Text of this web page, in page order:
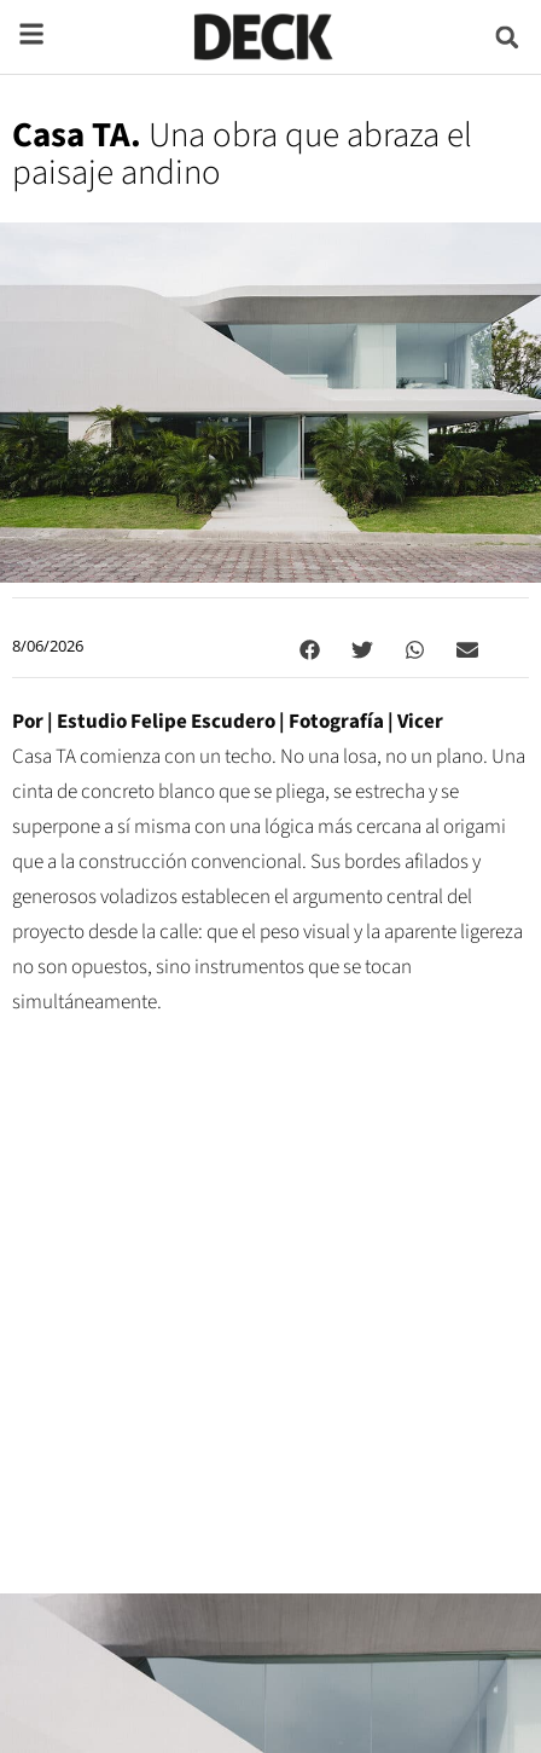
Casa TA. Una obra que abraza el
paisaje andino
8/06/2026
Por | Estudio Felipe Escudero| Fotografía | Vicer
Casa TA comienza con un techo. No una losa, no un plano. Una
cinta de concreto blanco que se pliega, se estrecha y se
superpone a sí misma con una lógica más cercana al origami
que a la construcción convencional. Sus bordes afilados y
generosos voladizos establecen el argumento central del
proyecto desde la calle: que el peso visual y la aparente ligereza
no son opuestos, sino instrumentos que se tocan
simultáneamente.